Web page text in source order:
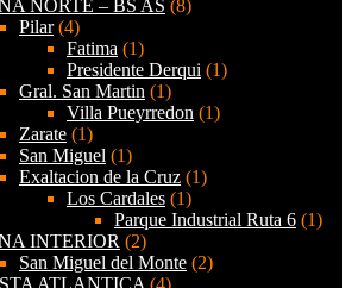
NORTE – BS AS (8)
Pilar(4)
Fatima (1)
Presidente Derqui (1)
Gral. San Martin (1)
Villa Pueyrredon (1)
Zarate (1)
San Miguel (1)
Exaltacion de la Cruz (1)
Los Cardales (1)
Parque Industrial Ruta 6 (1)
INTERIOR (2)
San Miguel del Monte (2)
ATLANTICA (4)